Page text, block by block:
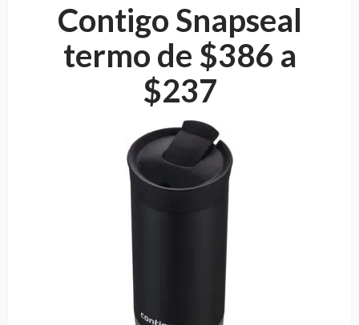
Contigo Snapseal
termo de $386 a
$237